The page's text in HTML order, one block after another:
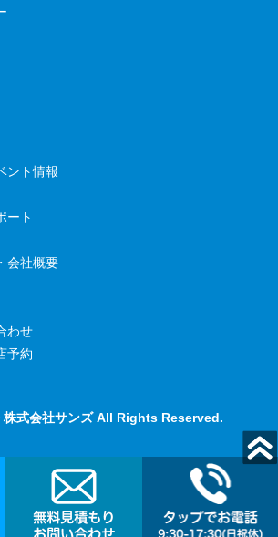
ント情報
ート
会社概要
わせ
予約
式会社サンズ All Rights Reserved.